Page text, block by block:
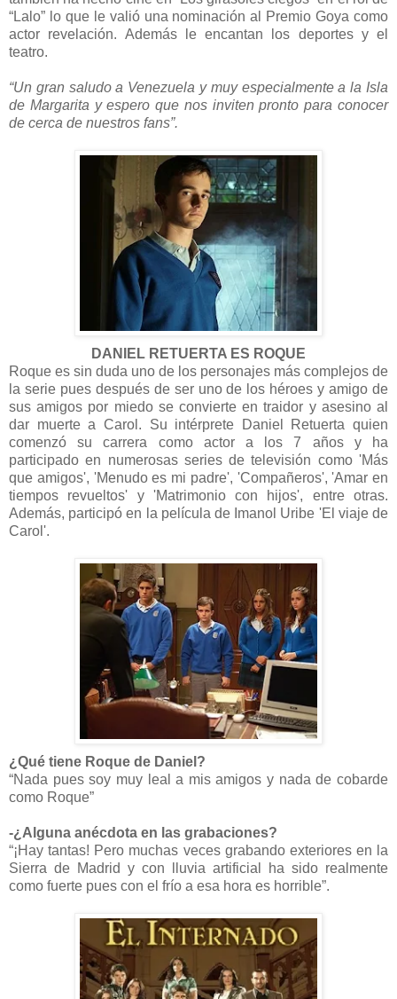
“Lalo” lo que le valió una nominación al Premio Goya como
actor revelación. Además le encantan los deportes y el
teatro.
“Un gran saludo a Venezuela y muy especialmente a la Isla
de Margarita y espero que nos inviten pronto para conocer
de cerca de nuestros fans”.
DANIEL RETUERTA ES ROQUE
Roque es sin duda uno de los personajes más complejos de
la serie pues después de ser uno de los héroes y amigo de
sus amigos por miedo se convierte en traidor y asesino al
dar muerte a Carol. Su intérprete Daniel Retuerta quien
comenzó su carrera como actor a los 7 años y ha
participado en numerosas series de televisión como 'Más
que amigos', 'Menudo es mi padre', 'Compañeros', 'Amar en
tiempos revueltos' y 'Matrimonio con hijos', entre otras.
Además, participó en la película de Imanol Uribe 'El viaje de
Carol'.
¿Qué tiene Roque de Daniel?
“Nada pues soy muy leal a mis amigos y nada de cobarde
como Roque”
-¿Alguna anécdota en las grabaciones?
“¡Hay tantas! Pero muchas veces grabando exteriores en la
Sierra de Madrid y con lluvia artificial ha sido realmente
como fuerte pues con el frío a esa hora es horrible”.